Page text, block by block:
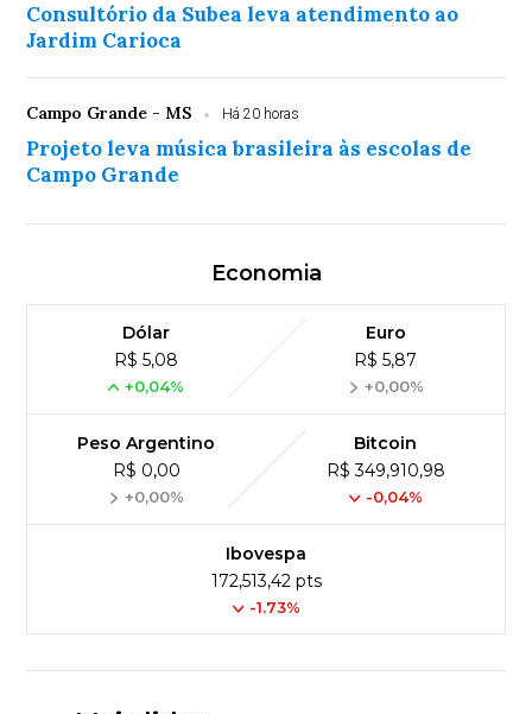
Consultório da Subea leva atendimento ao
Jardim Carioca
Campo Grande - MS Há 20 horas
Projeto leva música brasileira às escolas de
Campo Grande
Economia
Dólar
R$ 5,08
+0,04%
Euro
R$ 5,87
+0,00%
Peso Argentino
R$ 0,00
+0,00%
Bitcoin
R$ 349,910,98
-0,04%
Ibovespa
172,513,42 pts
-1.73%